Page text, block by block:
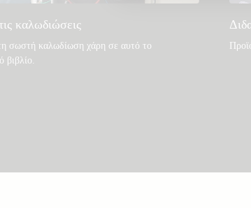
καλωδιώσεις
σωστή καλωδίωση χάρη σε αυτό το
βιβλίο.